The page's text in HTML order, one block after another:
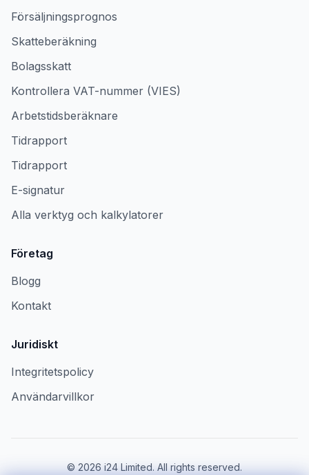
Försäljningsprognos
Skatteberäkning
Bolagsskatt
Kontrollera VAT-nummer (VIES)
Arbetstidsberäknare
Tidrapport
Tidrapport
E-signatur
Alla verktyg och kalkylatorer
Företag
Blogg
Kontakt
Juridiskt
Integritetspolicy
Användarvillkor
© 2026 i24 Limited. All rights reserved.